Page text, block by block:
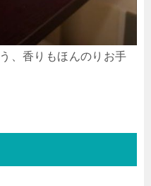
、香りもほんのりお手